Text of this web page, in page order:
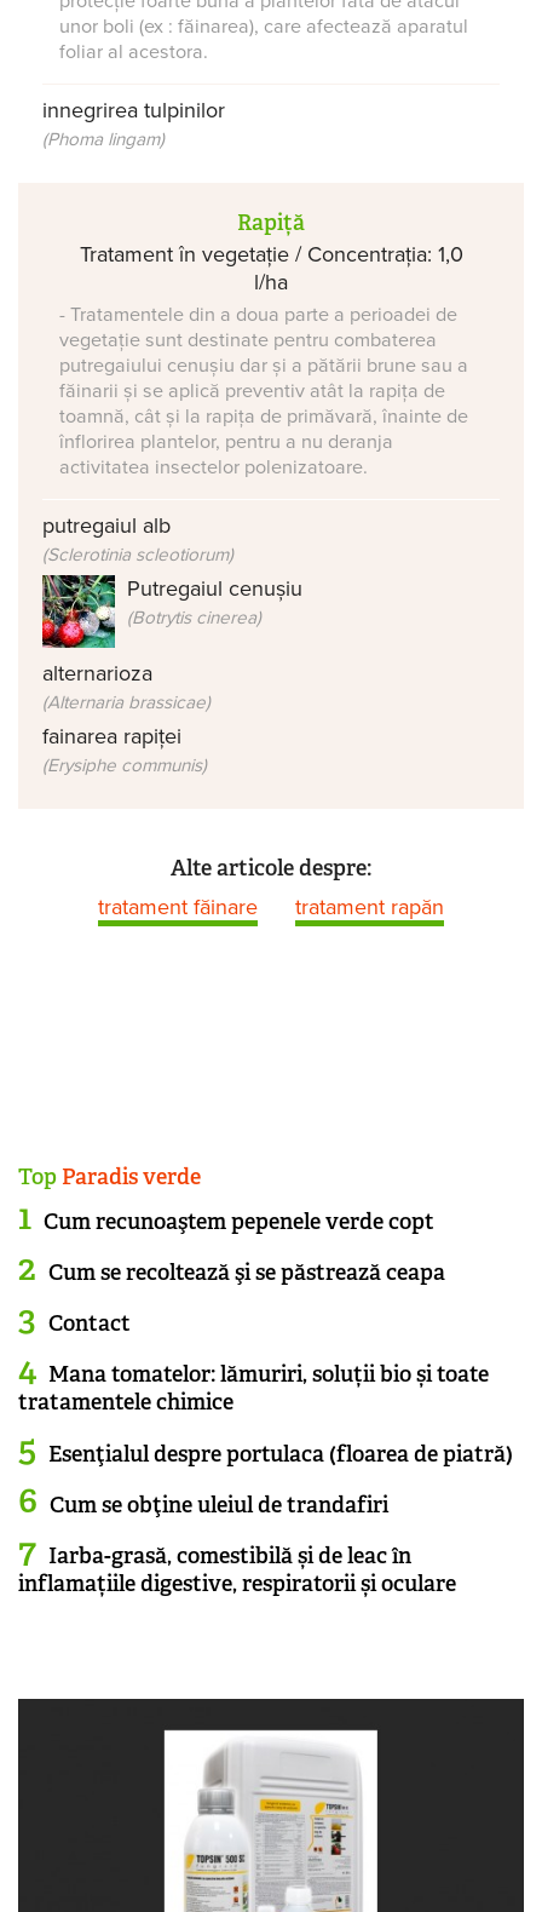
unor boli (ex : făinarea), care afectează aparatul
foliar al acestora.
innegrirea tulpinilor
(Phoma lingam)
Rapiță
Tratament în vegetație / Concentrația: 1,0
l/ha
- Tratamentele din a doua parte a perioadei de
vegetație sunt destinate pentru combaterea
putregaiului cenușiu dar și a pătării brune sau a
făinarii și se aplică preventiv atât la rapița de
toamnă, cât și la rapița de primăvară, înainte de
înflorirea plantelor, pentru a nu deranja
activitatea insectelor polenizatoare.
putregaiul alb
(Sclerotinia scleotiorum)
Putregaiul cenușiu
(Botrytis cinerea)
alternarioza
(Alternaria brassicae)
fainarea rapiței
(Erysiphe communis)
Alte articole despre:
tratament făinare tratament rapăn
Top Paradis verde
Cum recunoaştem pepenele verde copt
Cum se recoltează şi se păstrează ceapa
Contact
Mana tomatelor: lămuriri, soluții bio și toate
tratamentele chimice
Esenţialul despre portulaca (floarea de piatră)
Cum se obţine uleiul de trandafiri
Iarba-grasă, comestibilă și de leac în
inflamațiile digestive, respiratorii și oculare